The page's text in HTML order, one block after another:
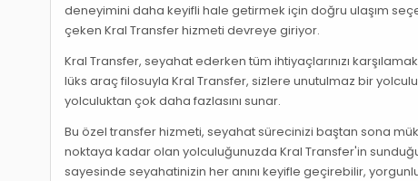
deneyimini daha keyifli hale getirmek için doğru ulaşım
çeken Kral Transfer hizmeti devreye giriyor.
Kral Transfer, seyahat ederken tüm ihtiyaçlarınızı
lüks araç filosuyla Kral Transfer, sizlere unutulmaz bir
yolculuktan çok daha fazlasını sunar.
Bu özel transfer hizmeti, seyahat sürecinizi baştan sona
noktaya kadar olan yolculuğunuzda Kral Transfer'in
sayesinde seyahatinizin her anını keyifle geçirebilir,